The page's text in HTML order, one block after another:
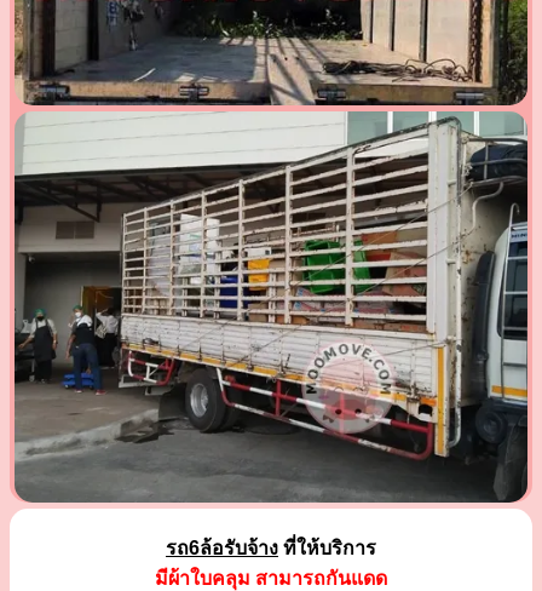
รถ6ล้อรับจ้าง ที่ให้บริการ
มีผ้าใบคลุม สามารถกันแดด